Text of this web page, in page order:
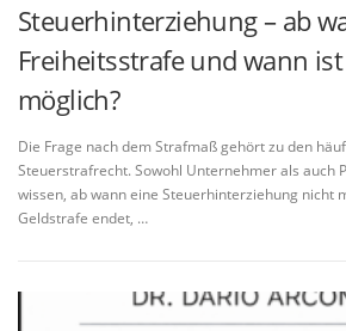
Steuerhinterziehung – ab
Freiheitsstrafe und wann
möglich?
Die Frage nach dem Strafmaß gehört zu den
Steuerstrafrecht. Sowohl Unternehmer als auch
wissen, ab wann eine Steuerhinterziehung nicht
Geldstrafe endet, …